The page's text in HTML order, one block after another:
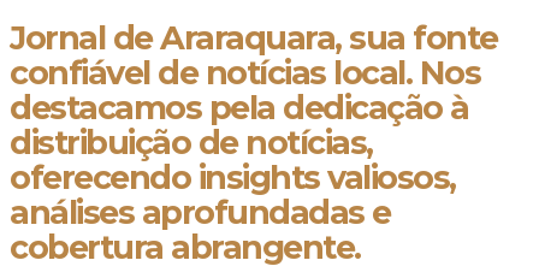
Jornal de Araraquara, sua fonte
confiável de notícias local. Nos
destacamos pela dedicação à
distribuição de notícias,
oferecendo insights valiosos,
análises aprofundadas e
cobertura abrangente.